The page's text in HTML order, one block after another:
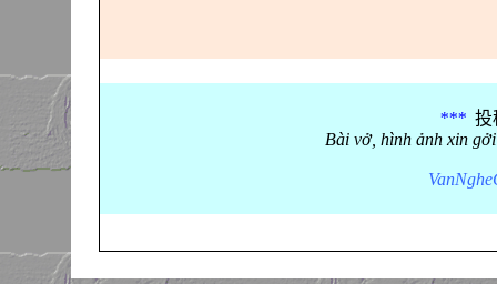
*** 投
Bài vở, hình ảnh xin